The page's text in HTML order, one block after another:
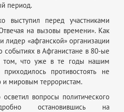
период.
выступил перед участниками
на вызовы времени». Как
лидер «афганской» организации
событиях в Афганистане в 80-ые
том, что уже в те годы нашим
противостоять не
и мировым террористам.
вопросы политического
остановившись на